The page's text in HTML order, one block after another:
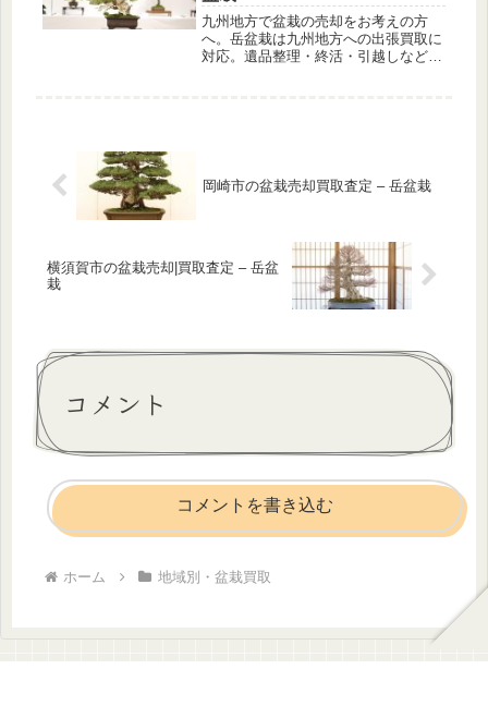
九州地方で盆栽の売却をお考えの方
へ。岳盆栽は九州地方への出張買取に
対応。遺品整理・終活・引越しなど、
岡崎市の盆栽売却買取査定 – 岳盆栽
横須賀市の盆栽売却|買取査定 – 岳盆
栽
コメント
コメントを書き込む
ホーム 地域別・盆栽買取